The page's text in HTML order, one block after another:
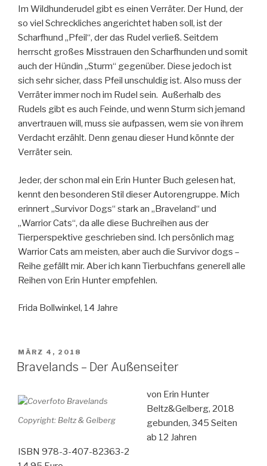
Im Wildhunderudel gibt es einen Verräter. Der Hund, der
so viel Schreckliches angerichtet haben soll, ist der
Scharfhund „Pfeil“, der das Rudel verließ. Seitdem
herrscht großes Misstrauen den Scharfhunden und somit
auch der Hündin „Sturm“ gegenüber. Diese jedoch ist
sich sehr sicher, dass Pfeil unschuldig ist. Also muss der
Verräter immer noch im Rudel sein. Außerhalb des
Rudels gibt es auch Feinde, und wenn Sturm sich jemand
anvertrauen will, muss sie aufpassen, wem sie von ihrem
Verdacht erzählt. Denn genau dieser Hund könnte der
Verräter sein.
Jeder, der schon mal ein Erin Hunter Buch gelesen hat,
kennt den besonderen Stil dieser Autorengruppe. Mich
erinnert „Survivor Dogs“ stark an „Braveland“ und
„Warrior Cats“, da alle diese Buchreihen aus der
Tierperspektive geschrieben sind. Ich persönlich mag
Warrior Cats am meisten, aber auch die Survivor dogs –
Reihe gefällt mir. Aber ich kann Tierbuchfans generell alle
Reihen von Erin Hunter empfehlen.
Frida Bollwinkel, 14 Jahre
VERÖFFENTLICHT
AM
MÄRZ 4, 2018
Bravelands – Der Außenseiter
Copyright: Beltz & Gelberg
von Erin Hunter
Beltz&Gelberg, 2018
gebunden, 345 Seiten
ab 12 Jahren
ISBN 978-3-407-82363-2